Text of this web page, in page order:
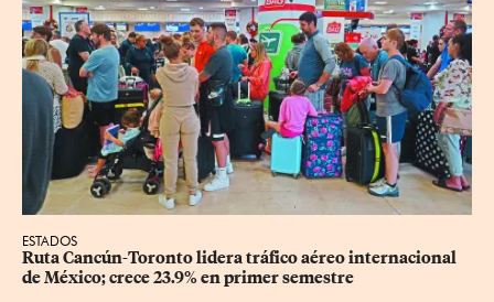
ESTADOS
Ruta Cancún-Toronto lidera tráfico aéreo internacional
de México; crece 23.9% en primer semestre